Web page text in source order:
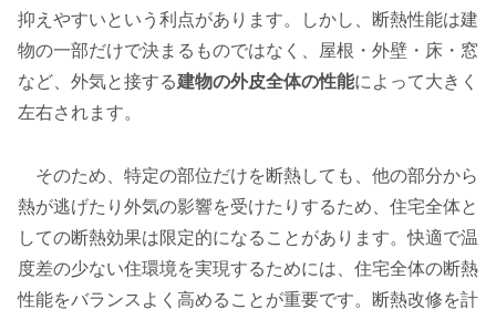
抑えやすいという利点があります。しかし、断熱性能は建
物の一部だけで決まるものではなく、屋根・外壁・床・窓
など、外気と接する建物の外皮全体の性能によって大きく
左右されます。
そのため、特定の部位だけを断熱しても、他の部分から
熱が逃げたり外気の影響を受けたりするため、住宅全体と
しての断熱効果は限定的になることがあります。快適で温
度差の少ない住環境を実現するためには、住宅全体の断熱
性能をバランスよく高めることが重要です。断熱改修を計